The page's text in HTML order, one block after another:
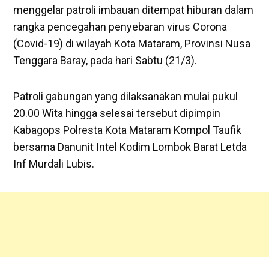
menggelar patroli imbauan ditempat hiburan dalam
rangka pencegahan penyebaran virus Corona
(Covid-19) di wilayah Kota Mataram, Provinsi Nusa
Tenggara Baray, pada hari Sabtu (21/3).
Patroli gabungan yang dilaksanakan mulai pukul
20.00 Wita hingga selesai tersebut dipimpin
Kabagops Polresta Kota Mataram Kompol Taufik
bersama Danunit Intel Kodim Lombok Barat Letda
Inf Murdali Lubis.